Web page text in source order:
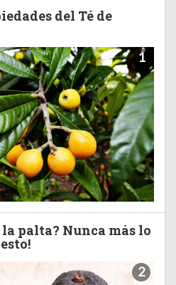
del Té de
1
palta? Nunca más lo
2